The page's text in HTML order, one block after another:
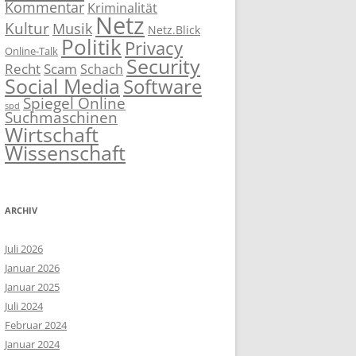
Kommentar Kriminalität
Kultur Musik Netz Netz.Blick
Online-Talk Politik Privacy
Recht Scam Schach Security
Social Media Software
spd Spiegel Online
Suchmaschinen
Wirtschaft
Wissenschaft
ARCHIV
Juli 2026
Januar 2026
Januar 2025
Juli 2024
Februar 2024
Januar 2024